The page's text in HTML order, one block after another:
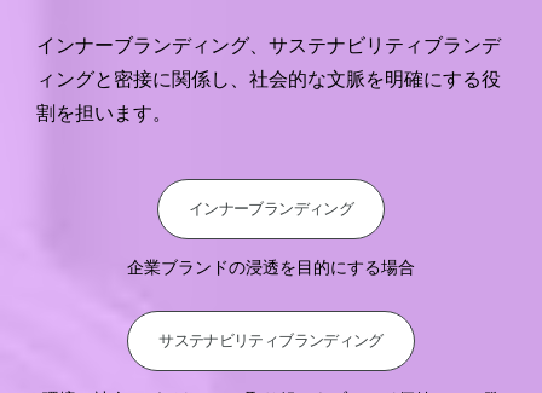
インナーブランディング、サステナビリティブランデ
ィングと密接に関係し、社会的な文脈を明確にする役
割を担います。
インナーブランディング
企業ブランドの浸透を目的にする場合
サステナビリティブランディング